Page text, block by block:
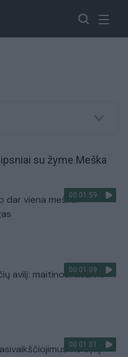
su žyme Meška
00:01:59
dar viena meška:
00:01:09
avilį: maitinosi visai ne
00:01:01
ne sykį